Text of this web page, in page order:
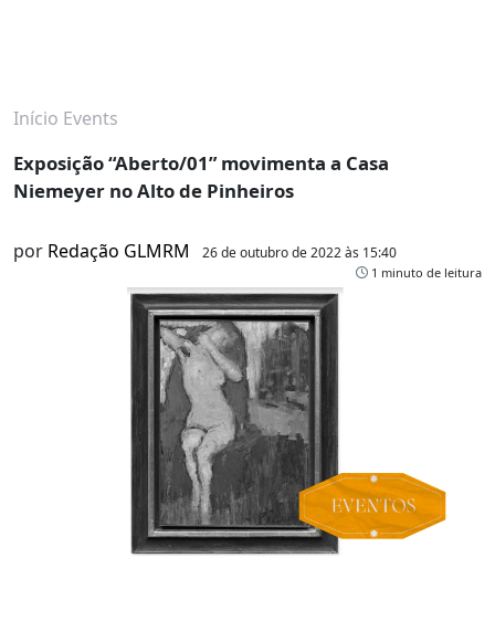
Início Events
Exposição “Aberto/01” movimenta a Casa
Niemeyer no Alto de Pinheiros
por Redação GLMRM 26 de outubro de 2022 às 15:40
1 minuto de leitura